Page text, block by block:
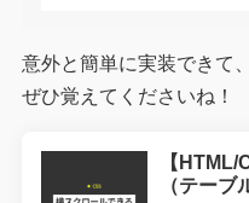
意外と簡単に実装できて
ぜひ覚えてくださいね！
【
（テーブ